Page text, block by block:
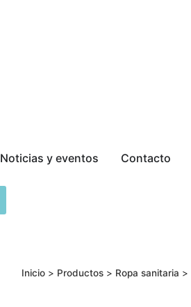
Noticias y eventos Contacto
Inicio> Productos> Ropa sanitaria >